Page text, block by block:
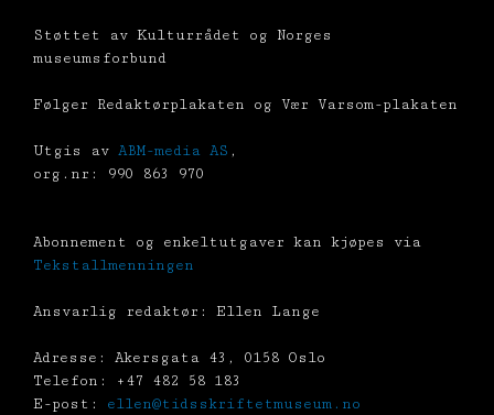
Støttet av Kulturrådet og Norges
museumsforbund
Følger Redaktørplakaten og Vær Varsom-plakaten
Utgis av ABM-media AS ,
org.nr: 990 863 970
Abonnement og enkeltutgaver kan kjøpes via
Tekstallmenningen
Ansvarlig redaktør: Ellen Lange
Adresse: Akersgata 43, 0158 Oslo
Telefon: +47 482 58 183
E-post: ellen@tidsskriftetmuseum.no